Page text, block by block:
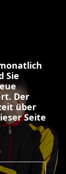
Sie
Der
über
Seite